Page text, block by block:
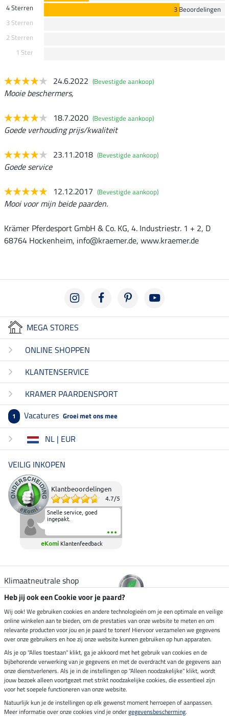
4 Sterren
3 Beoordelingen
3 Sterren
2 Sterren
1 Ster
24.6.2022 (Bevestigde aankoop)
Mooie beschermers,
18.7.2020 (Bevestigde aankoop)
Goede verhouding prijs/kwaliteit
23.11.2018 (Bevestigde aankoop)
Goede service
12.12.2017 (Bevestigde aankoop)
Mooi voor mijn beide paarden.
Krämer Pferdesport GmbH & Co. KG, 4. Industriestr. 1 + 2, D
68764 Hockenheim, info@kraemer.de, www.kraemer.de
MEGA STORES
ONLINE SHOPPEN
KLANTENSERVICE
KRAMER PAARDENSPORT
1 Vacatures Groei met ons mee
NL | EUR
VEILIG INKOPEN
Klantbeoordelingen
4.7/5
Snelle service, goed
ingepakt.
eKomi Klantenfeedback
Klimaatneutrale shop
Verzending per
Veilig betalen met
Impressum
Heb jij ook een Cookie voor je paard?
Wij ook! We gebruiken cookies en andere technologieën om je een optimale en veilige
online winkelen aan te bieden, om de prestaties van onze website te meten en om
relevante producten voor jou en je paard te tonen! Hiervoor verzamelen we gegevens
over onze gebruikers en hoe zij onze website kunnen gebruiken op hun apparaten.
Als je op "Alles toestaan" klikt, ga je akkoord met het gebruik van cookies en de
bijbehorende verwerking van je gegevens en met de overdracht van de gegevens aan
onze dienstverleners. Als je in de instellingen op "Alleen noodzakelijke" klikt, wordt
jouw bezoek alleen voortgezet met strikt noodzakelijke cookies, die essentieel zijn
voor het soepele functioneren van onze website.
Natuurlijk kun je de instellingen op elk gewenst moment herroepen of aanpassen.
Meer informatie over onze cookies vind je ondergegevensbescherming.